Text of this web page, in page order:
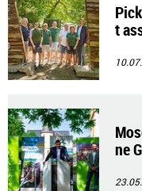
t
ne